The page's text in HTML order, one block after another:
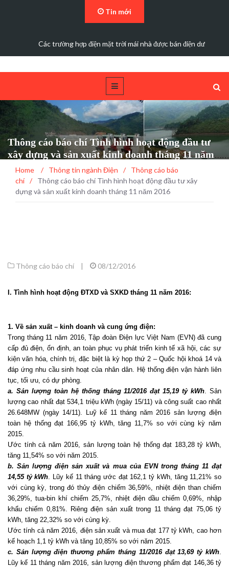
Tin mới
Các trường hợp điện mặt trời mái nhà được bán điện dư
Thông cáo báo chí Tình hình hoạt động đầu tư
xây dựng và sản xuất kinh doanh tháng 11 năm
2016
Home / Thông tin ngành Điện /
Thông cáo báo
chí /
Thông cáo báo chí Tình hình hoạt động đầu tư xây
dựng và sản xuất kinh doanh tháng 11 năm 2016
Thông cáo báo chí | 08/12/2016
I. Tình hình hoạt động ĐTXD và SXKD tháng 11 năm 2016:
1. Về sản xuất – kinh doanh và cung ứng điện:
Trong tháng 11 năm 2016, Tập đoàn Điện lực Việt Nam (EVN) đã cung
cấp đủ điện, ổn định, an toàn phục vụ phát triển kinh tế xã hội, các sự
kiện văn hóa, chính trị, đặc biệt là kỳ họp thứ 2 – Quốc hội khoá 14 và
đáp ứng nhu cầu sinh hoạt của nhân dân. Hệ thống điện vận hành liên
tục, tối ưu, có dự phòng.
a. Sản lượng toàn hệ thống tháng 11/2016 đạt 15,19 tỷ kWh. Sản
lượng cao nhất đạt 534,1 triệu kWh (ngày 15/11) và công suất cao nhất
26.648MW (ngày 14/11). Luỹ kế 11 tháng năm 2016 sản lượng điện
toàn hệ thống đạt 166,95 tỷ kWh, tăng 11,7% so với cùng kỳ năm
2015.
Ước tính cả năm 2016, sản lượng toàn hệ thống đạt 183,28 tỷ kWh,
tăng 11,54% so với năm 2015.
b. Sản lượng điện sản xuất và mua của EVN trong tháng 11 đạt
14,55 tỷ kWh. Lũy kế 11 tháng ước đạt 162,1 tỷ kWh, tăng 11,21% so
với cùng kỳ, trong đó thủy điện chiếm 36,59%, nhiệt điện than chiếm
36,29%, tua-bin khí chiếm 25,7%, nhiệt điện dầu chiếm 0,69%, nhập
khẩu chiếm 0,81%. Riêng điện sản xuất trong 11 tháng đạt 75,06 tỷ
kWh, tăng 22,32% so với cùng kỳ.
Ước tính cả năm 2016, điện sản xuất và mua đạt 177 tỷ kWh, cao hơn
kế hoạch 1,1 tỷ kWh và tăng 10,85% so với năm 2015.
c. Sản lượng điện thương phẩm tháng 11/2016 đạt 13,69 tỷ kWh.
Lũy kế 11 tháng năm 2016, sản lượng điện thương phẩm đạt 146,36 tỷ